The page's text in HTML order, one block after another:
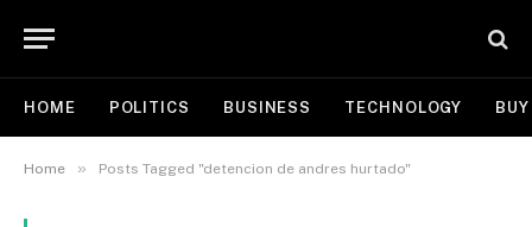
HOME POLITICS BUSINESS TECHNOLOGY
Home » Posts Tagged "detencion de andres hurtado"